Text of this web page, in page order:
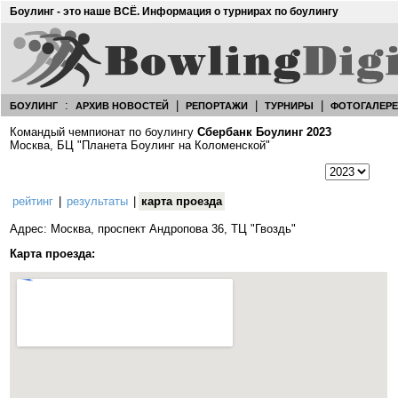
Боулинг - это наше ВСЁ. Информация о турнирах по боулингу
БОУЛИНГ : АРХИВ НОВОСТЕЙ РЕПОРТАЖИ ТУРНИРЫ
Командый чемпионат по боулингу Сбербанк Боулинг 2023
Москва, БЦ "Планета Боулинг на Коломенской"
рейтинг результаты карта проезда
Адрес: Москва, проспект Андропова 36, ТЦ "Гвоздь"
Карта проезда: